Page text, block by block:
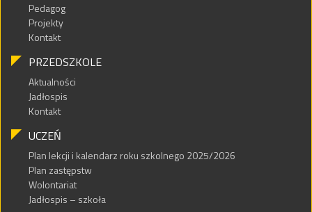
Pedagog
Projekty
Kontakt
PRZEDSZKOLE
Aktualności
Jadłospis
Kontakt
UCZEŃ
Plan lekcji i kalendarz roku szkolnego 2025/2026
Plan zastępstw
Wolontariat
Jadłospis – szkoła